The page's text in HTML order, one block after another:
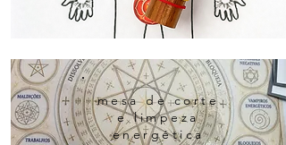
mesa de corte
e limpeza
energética